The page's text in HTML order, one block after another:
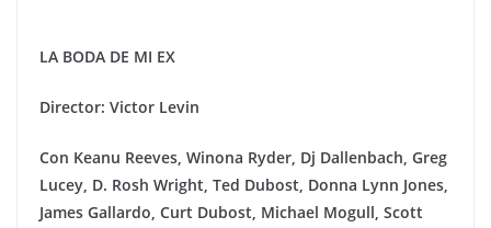
LA BODA DE MI EX
Director: Victor Levin
Con Keanu Reeves, Winona Ryder, Dj Dallenbach, Greg
Lucey, D. Rosh Wright, Ted Dubost, Donna Lynn Jones,
James Gallardo, Curt Dubost, Michael Mogull, Scott